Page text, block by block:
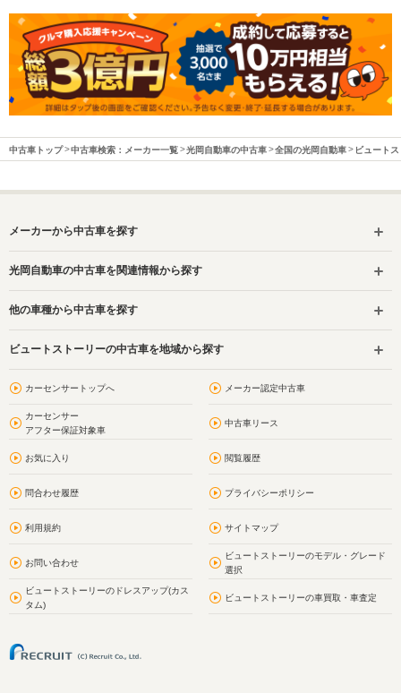
中古車トップ 中古車検索：メーカー一覧 光岡自動車の中古車 全国の光岡自動車 ビュート
メーカーから中古車を探す
光岡自動車の中古車を関連情報から探す
他の車種から中古車を探す
ビュートストーリーの中古車を地域から探す
カーセンサートップへ メーカー認定中古車
カーセンサー
アフター保証対象車
中古車リース
お気に入り 閲覧履歴
問合わせ履歴 プライバシーポリシー
利用規約 サイトマップ
お問い合わせ
ビュートストーリーのモデル・グレード
選択
ビュートストーリーのドレスアップ(カス
タム)
ビュートストーリーの車買取・車査定